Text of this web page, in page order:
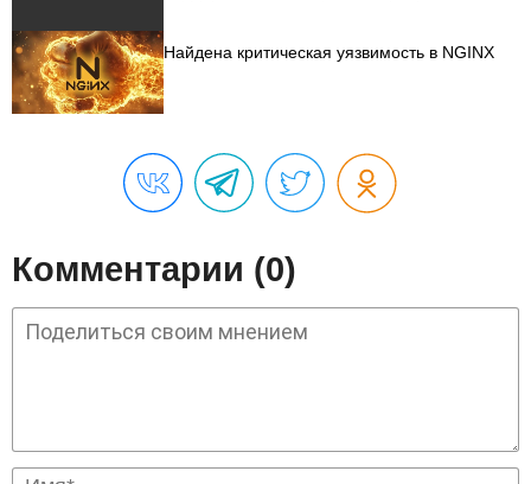
Найдена критическая уязвимость в NGINX
Комментарии (0)